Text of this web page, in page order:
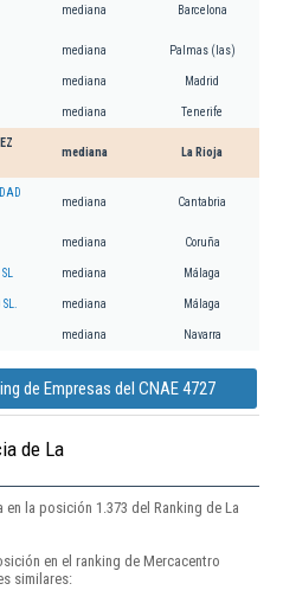
mediana Barcelona
mediana Palmas (las)
mediana Madrid
mediana Tenerife
mediana La Rioja
mediana Cantabria
mediana Coruña
mediana Málaga
mediana Málaga
mediana Navarra
de Empresas del CNAE 4727
de La
la posición 1.373 del Ranking de La
en el ranking de Mercacentro
similares: